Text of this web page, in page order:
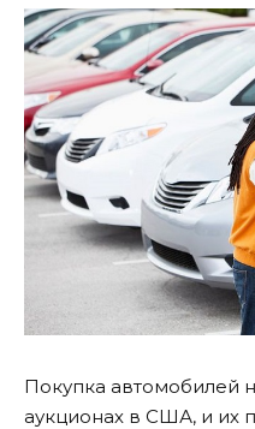
Покупка автомобилей
аукционах в США, и их